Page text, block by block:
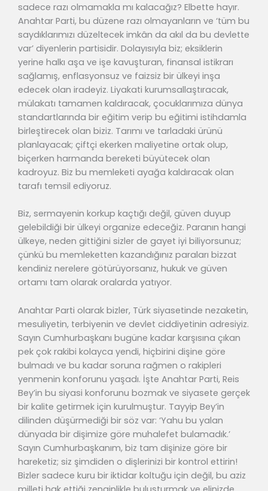
sadece razı olmamakla mı kalacağız? Elbette hayır.
Anahtar Parti, bu düzene razı olmayanların ve ‘tüm bu
saydıklarımızı düzeltecek imkân da akıl da bu devlette
var’ diyenlerin partisidir. Dolayısıyla biz; eksiklerin
yerine halkı aşa ve işe kavuşturan, finansal istikrarı
sağlamış, enflasyonsuz ve faizsiz bir ülkeyi inşa
edecek olan iradeyiz. Liyakati kurumsallaştıracak,
mülakatı tamamen kaldıracak, çocuklarımıza dünya
standartlarında bir eğitim verip bu eğitimi istihdamla
birleştirecek olan biziz. Tarımı ve tarladaki ürünü
planlayacak; çiftçi ekerken maliyetine ortak olup,
biçerken harmanda bereketi büyütecek olan
kadroyuz. Biz bu memleketi ayağa kaldıracak olan
tarafı temsil ediyoruz.
Biz, sermayenin korkup kaçtığı değil, güven duyup
gelebildiği bir ülkeyi organize edeceğiz. Paranın hangi
ülkeye, neden gittiğini sizler de gayet iyi biliyorsunuz;
çünkü bu memleketten kazandığınız paraları bizzat
kendiniz nerelere götürüyorsanız, hukuk ve güven
ortamı tam olarak oralarda yatıyor.
Anahtar Parti olarak bizler, Türk siyasetinde nezaketin,
mesuliyetin, terbiyenin ve devlet ciddiyetinin adresiyiz.
Sayın Cumhurbaşkanı bugüne kadar karşısına çıkan
pek çok rakibi kolayca yendi, hiçbirini dişine göre
bulmadı ve bu kadar soruna rağmen o rakipleri
yenmenin konforunu yaşadı. İşte Anahtar Parti, Reis
Bey’in bu siyasi konforunu bozmak ve siyasete gerçek
bir kalite getirmek için kurulmuştur. Tayyip Bey’in
dilinden düşürmediği bir söz var: ‘Yahu bu yalan
dünyada bir dişimize göre muhalefet bulamadık.’
Sayın Cumhurbaşkanım, biz tam dişinize göre bir
hareketiz; siz şimdiden o dişlerinizi bir kontrol ettirin!
Bizler sadece kuru bir iktidar koltuğu için değil, bu aziz